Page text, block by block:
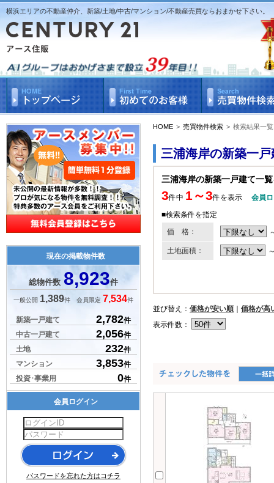
横浜エリアの不動産仲介、新築/土地/中古/マンション/不動産売買ならおまかせ下さい。
HOME > 売買物件検索 > 検索結果一覧
三浦海岸の新築一
三浦海岸の新築一戸建て一
3件中 1～3件を表示
会員
■検索条件を指定
価 格：
土地面積：
並び替え： 価格が安い順
価格が高
表示件数：
現在の掲載物件数
総物件数 8,923件
一般公開 1,389件 会員限定 7,534件
新築一戸建て 2,782件
中古一戸建て
2,056件
土地
232件
マンション
3,853件
投資･事業用
0件
会員ログイン
パスワードを忘れた方はコチラ